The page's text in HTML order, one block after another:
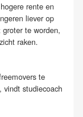
rente en
liever op
te worden,
raken.
te
vindt studiecoach